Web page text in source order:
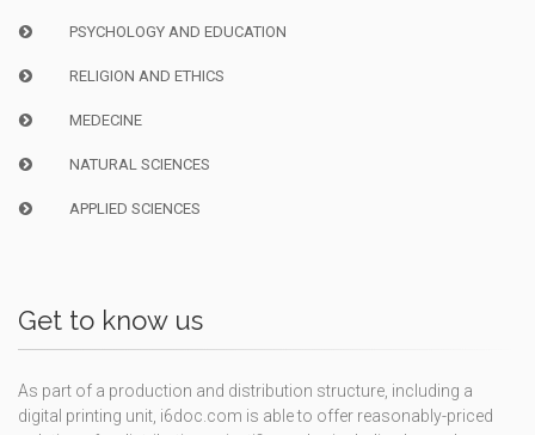
PSYCHOLOGY AND EDUCATION
RELIGION AND ETHICS
MEDECINE
NATURAL SCIENCES
APPLIED SCIENCES
Get to know us
As part of a production and distribution structure, including a
digital printing unit, i6doc.com is able to offer reasonably-priced